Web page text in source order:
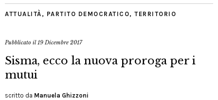
ATTUALITÀ , PARTITO DEMOCRATICO, TERRITORIO
Pubblicato il19 Dicembre 2017
Sisma, ecco la nuova proroga per i
mutui
scritto da Manuela Ghizzoni